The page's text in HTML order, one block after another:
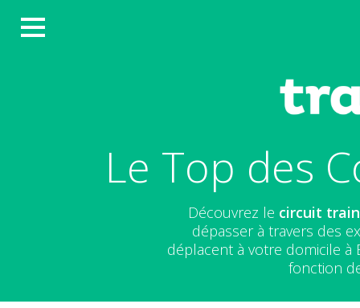
Le Top des
Découvrez le circuit
dépasser à travers des
déplacent à votre domicile
fonction